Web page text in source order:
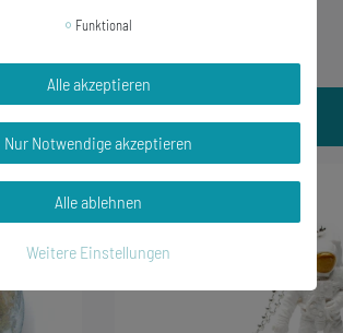
Neuheit
Funktional
Alle akzeptieren
Nur Notwendige akzeptieren
Alle ablehnen
Weitere Einstellungen